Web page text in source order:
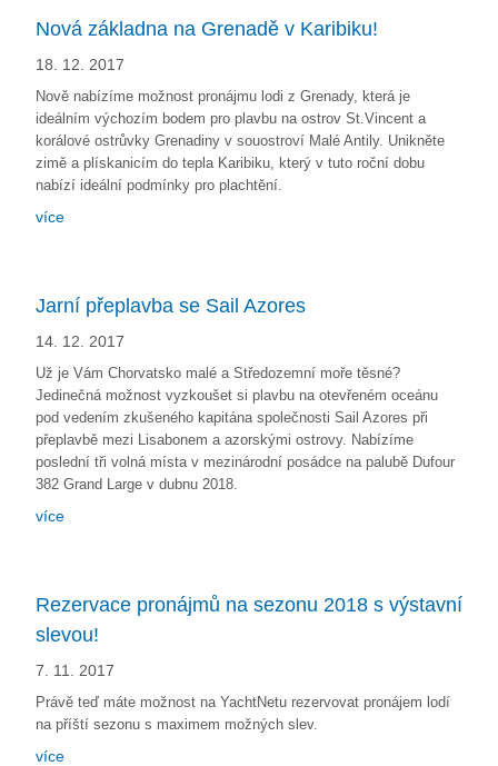
Nová základna na Grenadě v Karibiku!
18. 12. 2017
Nově nabízíme možnost pronájmu lodi z Grenady, která je
ideálním výchozím bodem pro plavbu na ostrov St.Vincent a
korálové ostrůvky Grenadiny v souostroví Malé Antily. Unikněte
zimě a plískanicím do tepla Karibiku, který v tuto roční dobu
nabízí ideální podmínky pro plachtění.
více
Jarní přeplavba se Sail Azores
14. 12. 2017
Už je Vám Chorvatsko malé a Středozemní moře těsné?
Jedinečná možnost vyzkoušet si plavbu na otevřeném oceánu
pod vedením zkušeného kapitána společnosti Sail Azores při
přeplavbě mezi Lisabonem a azorskými ostrovy. Nabízíme
poslední tři volná místa v mezinárodní posádce na palubě Dufour
382 Grand Large v dubnu 2018.
více
Rezervace pronájmů na sezonu 2018 s výstavní
slevou!
7. 11. 2017
Právě teď máte možnost na YachtNetu rezervovat pronájem lodí
na příští sezonu s maximem možných slev.
více